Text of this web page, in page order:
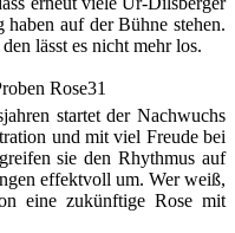
auf der Bühne stehen.
lässt es nicht mehr los.
startet der Nachwuchs
und mit viel Freude bei
sie den Rhythmus auf
effektvoll um. Wer weiß,
eine zukünftige Rose mit